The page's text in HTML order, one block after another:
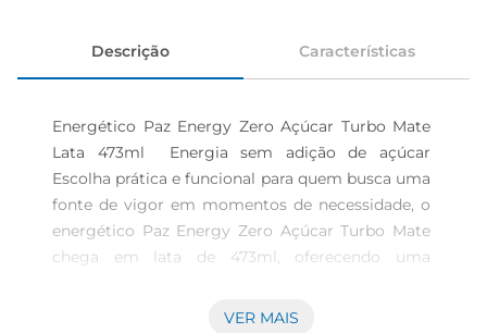
Descrição Características
Energético Paz Energy Zero Açúcar Turbo Mate
Lata 473ml  Energia sem adição de açúcar
Escolha prática e funcional para quem busca uma
fonte de vigor em momentos de necessidade, o
energético Paz Energy Zero Açúcar Turbo Mate
chega em lata de 473ml, oferecendo uma
concentração prolongada, atividades físicas e
VER MAIS